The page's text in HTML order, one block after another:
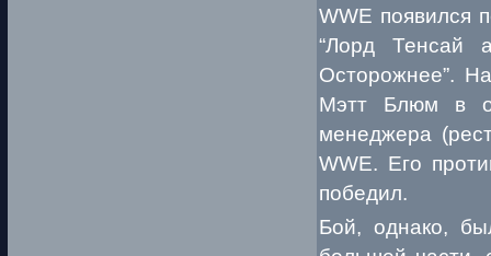
WWE появился
“Лорд Тенсай
Осторожнее”.
Мэтт Блюм в
менеджера
WWE. Его
победил.
Бой, однако,